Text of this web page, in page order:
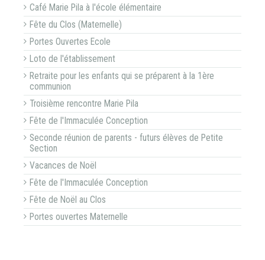
Café Marie Pila à l'école élémentaire
Fête du Clos (Maternelle)
Portes Ouvertes Ecole
Loto de l'établissement
Retraite pour les enfants qui se préparent à la 1ère
communion
Troisième rencontre Marie Pila
Fête de l'Immaculée Conception
Seconde réunion de parents - futurs élèves de Petite
Section
Vacances de Noël
Fête de l'Immaculée Conception
Fête de Noël au Clos
Portes ouvertes Maternelle